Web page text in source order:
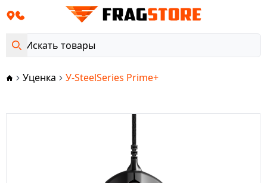
Уценка У-SteelSeries Prime+